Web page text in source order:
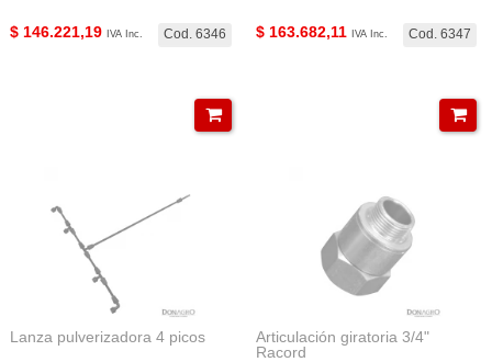
Cod. 6346
$ 146.221,19 IVA Inc. Cod. 6347
$ 163.682,11 IVA Inc.
Lanza pulverizadora 4 picos
Articulación giratoria 3/4"
Racord